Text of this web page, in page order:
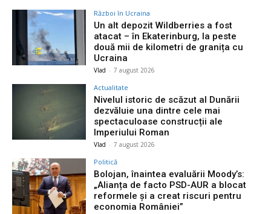
Război în Ucraina
Un alt depozit Wildberries a fost
atacat – în Ekaterinburg, la peste
două mii de kilometri de granița cu
Ucraina
Vlad - 7 august 2026
Actualitate
Nivelul istoric de scăzut al Dunării
dezvăluie una dintre cele mai
spectaculoase construcții ale
Imperiului Roman
Vlad - 7 august 2026
Politică
Bolojan, înaintea evaluării Moody’s:
„Alianța de facto PSD-AUR a blocat
reformele și a creat riscuri pentru
economia României”